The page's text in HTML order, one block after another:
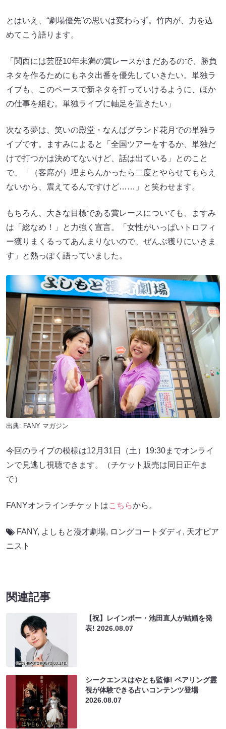
とはいえ、“劇場優先”の思いは変わらず。竹内が、力を込
めてこう語ります。
「関西には芸歴10年未満の賞レースがまだあるので、勝負
ネタを作るためにもネタ出番を優先していきたい。単独ラ
イブも、このペースで新ネタを打っていけるように、ほか
の仕事を組む。単独ライブに軸足を置きたい」
次なる夢は、笑いの殿堂・なんばグランド花月での単独ラ
イブです。ますみによると「全国ツアーをするか、単独だ
けで打つかは決めてないけど、話は出ている」とのこと
で、「（客席が）埋まらんかったら二度とやらせてもらえ
ないから、震えてるんですけど……」と笑わせます。
もちろん、大きな目標である賞レースについても、ますみ
は「総なめ！」と力強く宣言。「女性がいっぱいトロフィ
ー獲りまくるってあんまりないので、ぜんぶ獲りにいきま
す」と熱っぽく語っていました。
出典: FANY マガジン
今回のライブの模様は12月31日（土）19:30までオンライ
ンで見逃し視聴できます。（チケット販売は同日正午ま
で）
FANYオンラインチケットはこちらから。
FANY, よしもと漫才劇場, ロングコートダディ , 天才ピア
ニスト
関連記事
【祝】レインボー・池田直人が結婚を発
表!2026.08.07
シークエンスはやとも監修! ペアリング霊
視が体験できる占いコンテンツ登場
2026.08.07